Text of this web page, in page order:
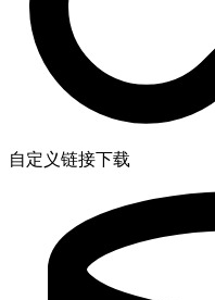
自定义链接下载